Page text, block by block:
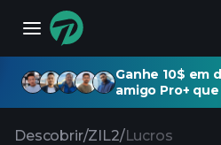
Ganhe 10$ em
amigo Pro+
Descobrir/ZIL2/Lucros